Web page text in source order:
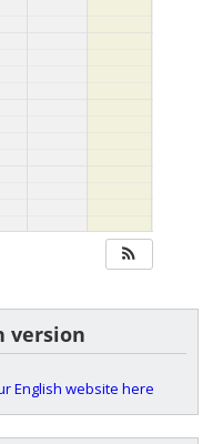
version
English website here